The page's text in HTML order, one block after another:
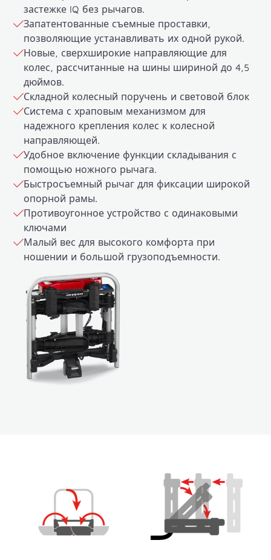
застежке IQ без рычагов.
Запатентованные съемные проставки,
позволяющие устанавливать их одной рукой.
Новые, сверхширокие направляющие для
колес, рассчитанные на шины шириной до 4,5
дюймов.
Складной колесный поручень и световой блок
Система с храповым механизмом для
надежного крепления колес к колесной
направляющей.
Удобное включение функции складывания с
помощью ножного рычага.
Быстросъемный рычаг для фиксации широкой
опорной рамы.
Противоугонное устройство с одинаковыми
ключами
Малый вес для высокого комфорта при
ношении и большой грузоподъемности.